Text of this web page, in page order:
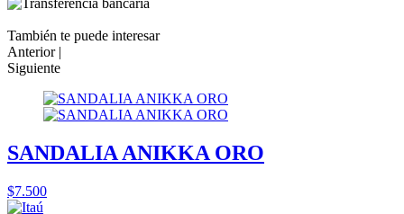
También te puede interesar
Anterior |
Siguiente
SANDALIA ANIKKA ORO
$7.500